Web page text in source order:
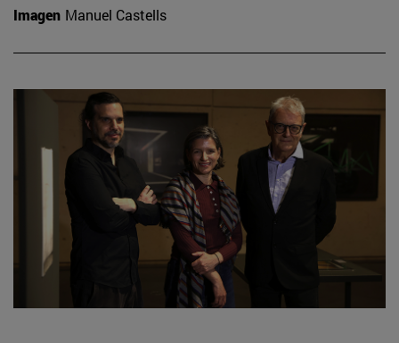
Imagen Manuel Castells